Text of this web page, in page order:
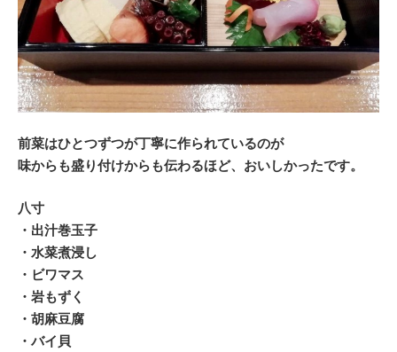
前菜はひとつずつが丁寧に作られているのが
味からも盛り付けからも伝わるほど、おいしかったです。
八寸
・出汁巻玉子
・水菜煮浸し
・ビワマス
・岩もずく
・胡麻豆腐
・バイ貝